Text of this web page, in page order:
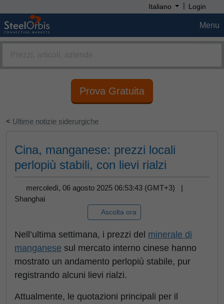
Italiano | Login
Menu
Prova Gratuita
< Ultime notizie siderurgiche
Cina, manganese: prezzi locali
perlopiù stabili, con lievi rialzi
mercoledì, 06 agosto 2025 06:53:43 (GMT+3) |
Shanghai
Ascolta ora
Nell’ultima settimana, i prezzi del minerale di
manganese sul mercato interno cinese hanno
mostrato un andamento perlopiù stabile, pur
registrando alcuni lievi rialzi.
Attualmente, le quotazioni principali per il